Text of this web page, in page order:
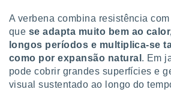
A verbena combina resistência
que se adapta muito bem ao
longos períodos e multiplica-se
como por expansão natural . Em
pode cobrir grandes superfícies e
visual sustentado ao longo do